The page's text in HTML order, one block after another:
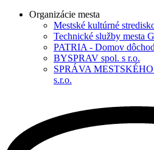
Organizácie mesta
Mestské kultúrné
Technické služby mesta
PATRIA - Domov
BYSPRAV spol. s r.o.
SPRÁVA
s.r.o.